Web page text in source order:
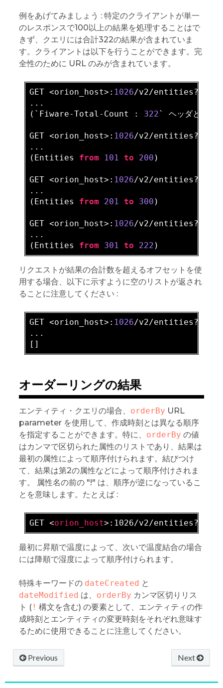
例をあげてみましょう : 特定のクライアントが単一
のレスポンスで100以上の結果を処理することはで
きず、クエリには合計322の結果が含まれていま
す。クライアントは以下を行うことができます。完
全性のために URL のみが含まれています。
GET <orion_host> : 1026/v2/entities?
...
(`Fiware-Total-Count : 322` ヘッダと共に
GET <orion_host> : 1026/v2/
...
(Entities from 101 to 200 )
GET <orion_host> : 1026/v2/
...
(Entities from 201 to 300 )
GET <orion_host> : 1026/v2/
...
(Entities from 301 to 222
リクエストが結果の合計数を超えるオフセットを使
用する場合、以下に示すように空のリストが返され
ることに注意してください :
GET <orion_host>: 1026/v2/entities?
...
オーダーリングの結果
エンティティ・クエリの場合、 orderBy URL
parameter を使用して、作成時刻とは異なる順序
を指定することができます。特に、 orderBy の値
はカンマで区切られた属性のリストであり、結果は
最初の属性によって順序付けられます。結びつけ
て、結果は第2の属性などによって順序付けされま
す。 属性名の前の "!" は、順序が逆になっているこ
とを意味します。たとえば :
GET <orion_host>
最初に昇順で温度によって、次いで温度結合の場合
には降順で湿度によって順序付けられます。
特殊キーワードの dateCreated と
dateModified は、 orderBy カンマ区切りリス
ト (! 構文を含む) の要素として、エンティティの作
成時刻とエンティティの変更時刻をそれぞれ意味す
るために使用できることに注意してください。
Next
Previous